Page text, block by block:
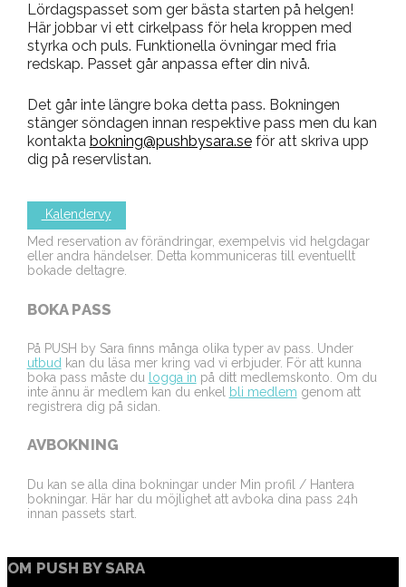
Lördagspasset som ger bästa starten på helgen!
Här jobbar vi ett cirkelpass för hela kroppen med
styrka och puls. Funktionella övningar med fria
redskap. Passet går anpassa efter din nivå.
Det går inte längre boka detta pass. Bokningen
stänger söndagen innan respektive pass men du kan
kontakta bokning@pushbysara.seför att skriva upp
dig på reservlistan.
Kalendervy
Med reservation av förändringar, exempelvis vid helgdagar
eller andra händelser. Detta kommuniceras till eventuellt
bokade deltagre.
BOKA PASS
På PUSH by Sara finns många olika typer av pass. Under
utbud kan du läsa mer kring vad vi erbjuder. För att kunna
boka pass måste du
logga in på ditt medlemskonto. Om du
inte ännu är medlem kan du enkel
bli medlem genom att
registrera dig på sidan.
AVBOKNING
Du kan se alla dina bokningar under Min profil / Hantera
bokningar. Här har du möjlighet att avboka dina pass 24h
innan passets start.
OM PUSH BY SARA